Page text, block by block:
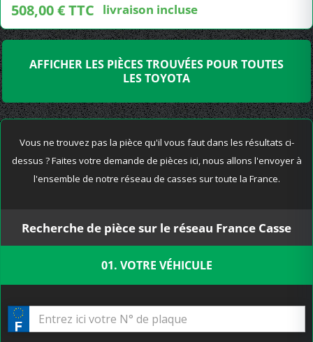
508,00 € TTC livraison incluse
AFFICHER LES PIÈCES TROUVÉES POUR TOUTES
LES TOYOTA
Vous ne trouvez pas la pièce qu'il vous faut dans les résultats ci-
dessus ? Faites votre demande de pièces ici, nous allons l'envoyer à
l'ensemble de notre réseau de casses sur toute la France.
Recherche de pièce sur le réseau France Casse
01. VOTRE VÉHICULE